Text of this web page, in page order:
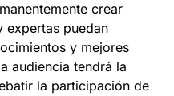
crear
expertas puedan
y mejores
audiencia tendrá la
la participación de